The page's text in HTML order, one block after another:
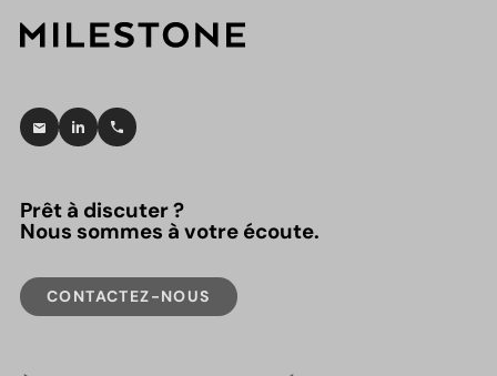
Prêt à discuter ?
Nous sommes à votre écoute.
CONTACTEZ-NOUS